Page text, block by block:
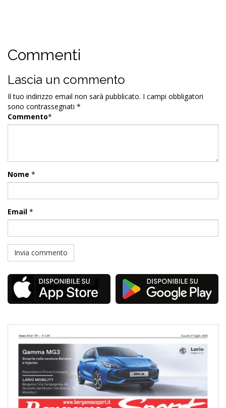
Commenti
Lascia un commento
Il tuo indirizzo email non sarà pubblicato. I campi obbligatori
sono contrassegnati *
Commento*
Nome *
Email *